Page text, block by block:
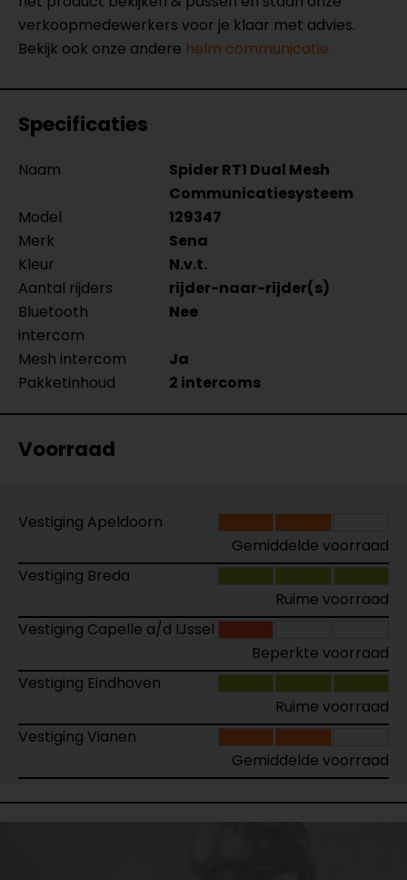
verkoopmedewerkers voor je klaar met advies.
Bekijk ook onze andere helm communicatie.
Specificaties
Naam
Spider RT1 Dual Mesh
Communicatiesysteem
Model
129347
Merk
Sena
Kleur
N.v.t.
Aantal rijders
rijder-naar-rijder(s)
Bluetooth
intercom
Nee
Mesh intercom
Ja
Pakketinhoud
2 intercoms
Voorraad
Vestiging Apeldoorn
Gemiddelde voorraad
Vestiging Breda
Ruime voorraad
Vestiging Capelle a/d IJssel
Beperkte voorraad
Vestiging Eindhoven
Ruime voorraad
Vestiging Vianen
Gemiddelde voorraad